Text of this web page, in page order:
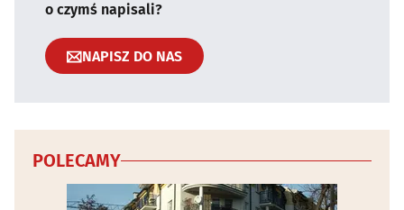
o czymś napisali?
NAPISZ DO NAS
POLECAMY